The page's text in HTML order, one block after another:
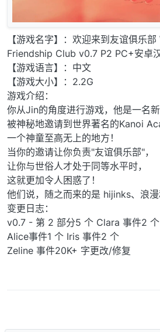
【游戏名字】：欢迎来到友谊俱乐
Friendship Club v0.7 P2 PC+安卓
【游戏语言】：中文
【游戏大小】：2.2G
游戏介绍：
你从Jin的角度进行游戏，他是一名新
被神秘地邀请到世界著名的Kanoi
一个神童至高无上的地方！
当你的邀请让你负责"友谊俱乐部"，
让你与世俗人才处于同等水平时，
这就更加令人困惑了！
他们说，随之而来的是 hijinks、浪漫
变更日志：
v0.7 - 第 2 部分5 个 Clara 事件2 个
Alice事件1 个 Iris 事件2 个
Zeline 事件20K+ 字更改/修复